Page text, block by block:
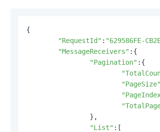
{
"RequestId" : "629586FE-
"MessageReceivers" :{
"Pagination" :{
"PageSize"
"List" :[